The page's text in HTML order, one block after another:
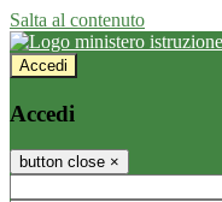
Salta al contenuto
Accedi
Accedi
button close ×